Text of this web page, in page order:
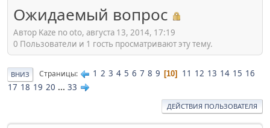
Ожидаемый вопрос
Автор Kaze no oto, августа 13, 2014, 17:19
0 Пользователи и 1 гость просматривают эту тему.
ВНИЗ Страницы 1 2 3 4 5 6 7 8 9 10 11 12 13 14 15 16
17 18 19 20 ... 33
ДЕЙСТВИЯ ПОЛЬЗОВАТЕЛЯ